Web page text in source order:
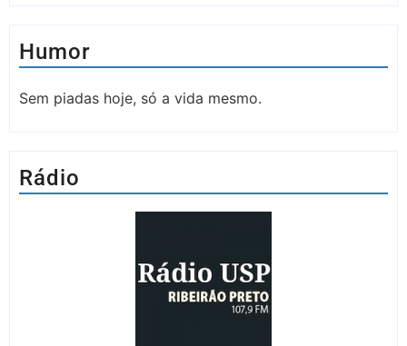
Humor
Sem piadas hoje, só a vida mesmo.
Rádio